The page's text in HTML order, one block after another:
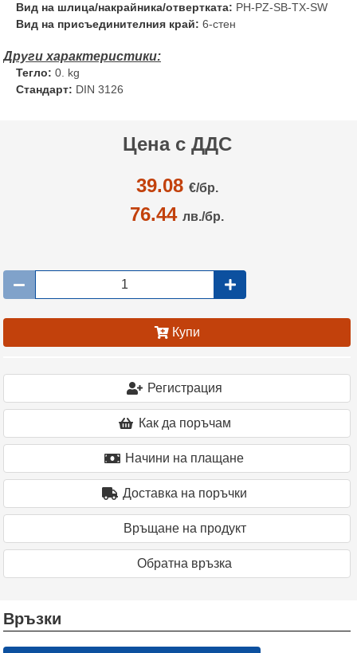
Вид на шлица/накрайника/отвертката: PH-PZ-SB-TX-SW
Вид на присъединителния край: 6-стен
Тегло: 0. kg
Стандарт: DIN 3126
Цена с ДДС
39.08 €/бр.
76.44 лв./бр.
Купи
Регистрация
Как да поръчам
Начини на плащане
Доставка на поръчки
Връщане на продукт
Oбратна връзка
Връзки